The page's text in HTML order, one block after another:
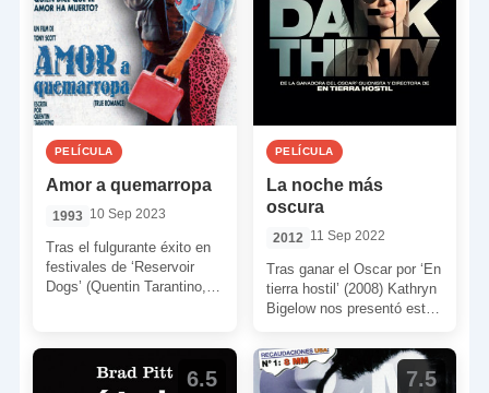
PELÍCULA
Amor a quemarropa
1993 10 Sep 2023
Tras el fulgurante éxito en
festivales de ‘Reservoir
Dogs’ (Quentin Tarantino,
dirigida por […]
PELÍCULA
La noche más
oscura
2012 11 Sep 2022
Tras ganar el Oscar por ‘En
tierra hostil’ (2008) Kathryn
Bigelow nos presentó esta
película basada en la […]
6.5 7.5